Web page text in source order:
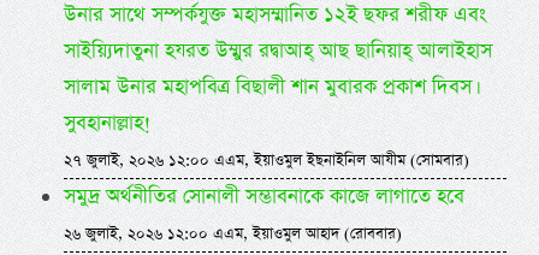
উনার সাথে সম্পর্কযুক্ত মহাসম্মানিত ১২ই ছফর শরীফ এবং
সাইয়্যিদাতুনা হযরত উম্মুর রদ্বাআহ্ আছ ছানিয়াহ্ আলাইহাস
সালাম উনার মহাপবিত্র বিছালী শান মুবারক প্রকাশ দিবস।
সুবহানাল্লাহ!
২৭ জুলাই, ২০২৬ ১২:০০ এএম, ইয়াওমুল ইছনাইনিল আযীম (সোমবার)
সমুদ্র অর্থনীতির সোনালী সম্ভাবনাকে কাজে লাগাতে হবে
২৬ জুলাই, ২০২৬ ১২:০০ এএম, ইয়াওমুল আহাদ (রোববার)